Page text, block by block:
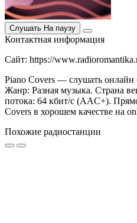
Слушать На паузу
Контактная информация
Сайт: https://
Piano Covers — слушать онлайн
Жанр: Разная музыка. Страна
потока: 64 кбит/с (AAC+).
Covers в хорошем качестве на
Похожие радиостанции